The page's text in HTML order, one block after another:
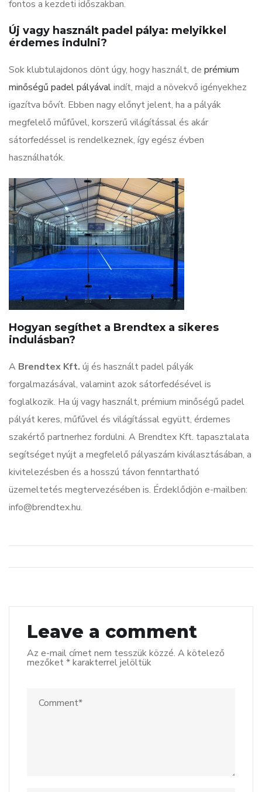
fontos a kezdeti időszakban.
Új vagy használt padel pálya: melyikkel
érdemes indulni?
Sok klubtulajdonos dönt úgy, hogy használt, de prémium
minőségű padel pályávalindít, majd a növekvő igényekhez
igazítva bővít. Ebben nagy előnyt jelent, ha a pályák
megfelelő műfűvel, korszerű világítással és akár
sátorfedéssel is rendelkeznek, így egész évben
használhatók.
Hogyan segíthet a Brendtex a sikeres
indulásban?
A Brendtex Kft. új és használt padel pályák
forgalmazásával, valamint azok sátorfedésével is
foglalkozik. Ha új vagy használt, prémium minőségű padel
pályát keres, műfűvel és világítással együtt, érdemes
szakértő partnerhez fordulni. A Brendtex Kft. tapasztalata
segítséget nyújt a megfelelő pályaszám kiválasztásában, a
kivitelezésben és a hosszú távon fenntartható
üzemeltetés megtervezésében is. Érdeklődjön e-mailben:
info@brendtex.hu.
Leave a comment
Az e-mail címet nem tesszük közzé. A kötelező
mezőket*karakterrel jelöltük